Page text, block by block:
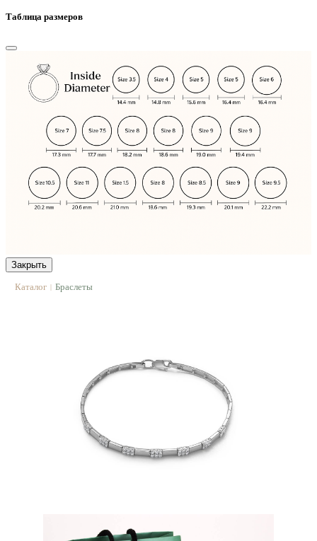
Таблица размеров
Закрыть
Каталог | Браслеты